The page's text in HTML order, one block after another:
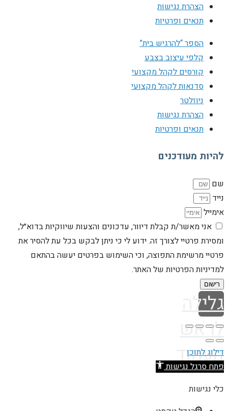
הצהרת נגישות
תנאים ופרטיות
הספר “להרגיש בית”
קלפי עיצוב בצבע
קורסים לקהל מקצועי
סדנאות לקהל מקצועי
ניוזלטר
הצהרת נגישות
תנאים ופרטיות
להיות מעודכנים
שם
נייד
אימייל
אני מאשר/ת קבלת דיוור, עדכונים והצעות שיווקיות בדוא״ל,
ומסירת פרטיי לצורך זה. ידוע לי כי ניתן לבקש בכל עת להסיר את
פרטיי מרשימת התפוצה, וכי השימוש בפרטים יעשה בהתאם
למדיניות הפרטיות של האתר.
רישום
גלילה
לראש
העמוד
דילוג לתוכן
פתח סרגל נגישות
כלי נגישות